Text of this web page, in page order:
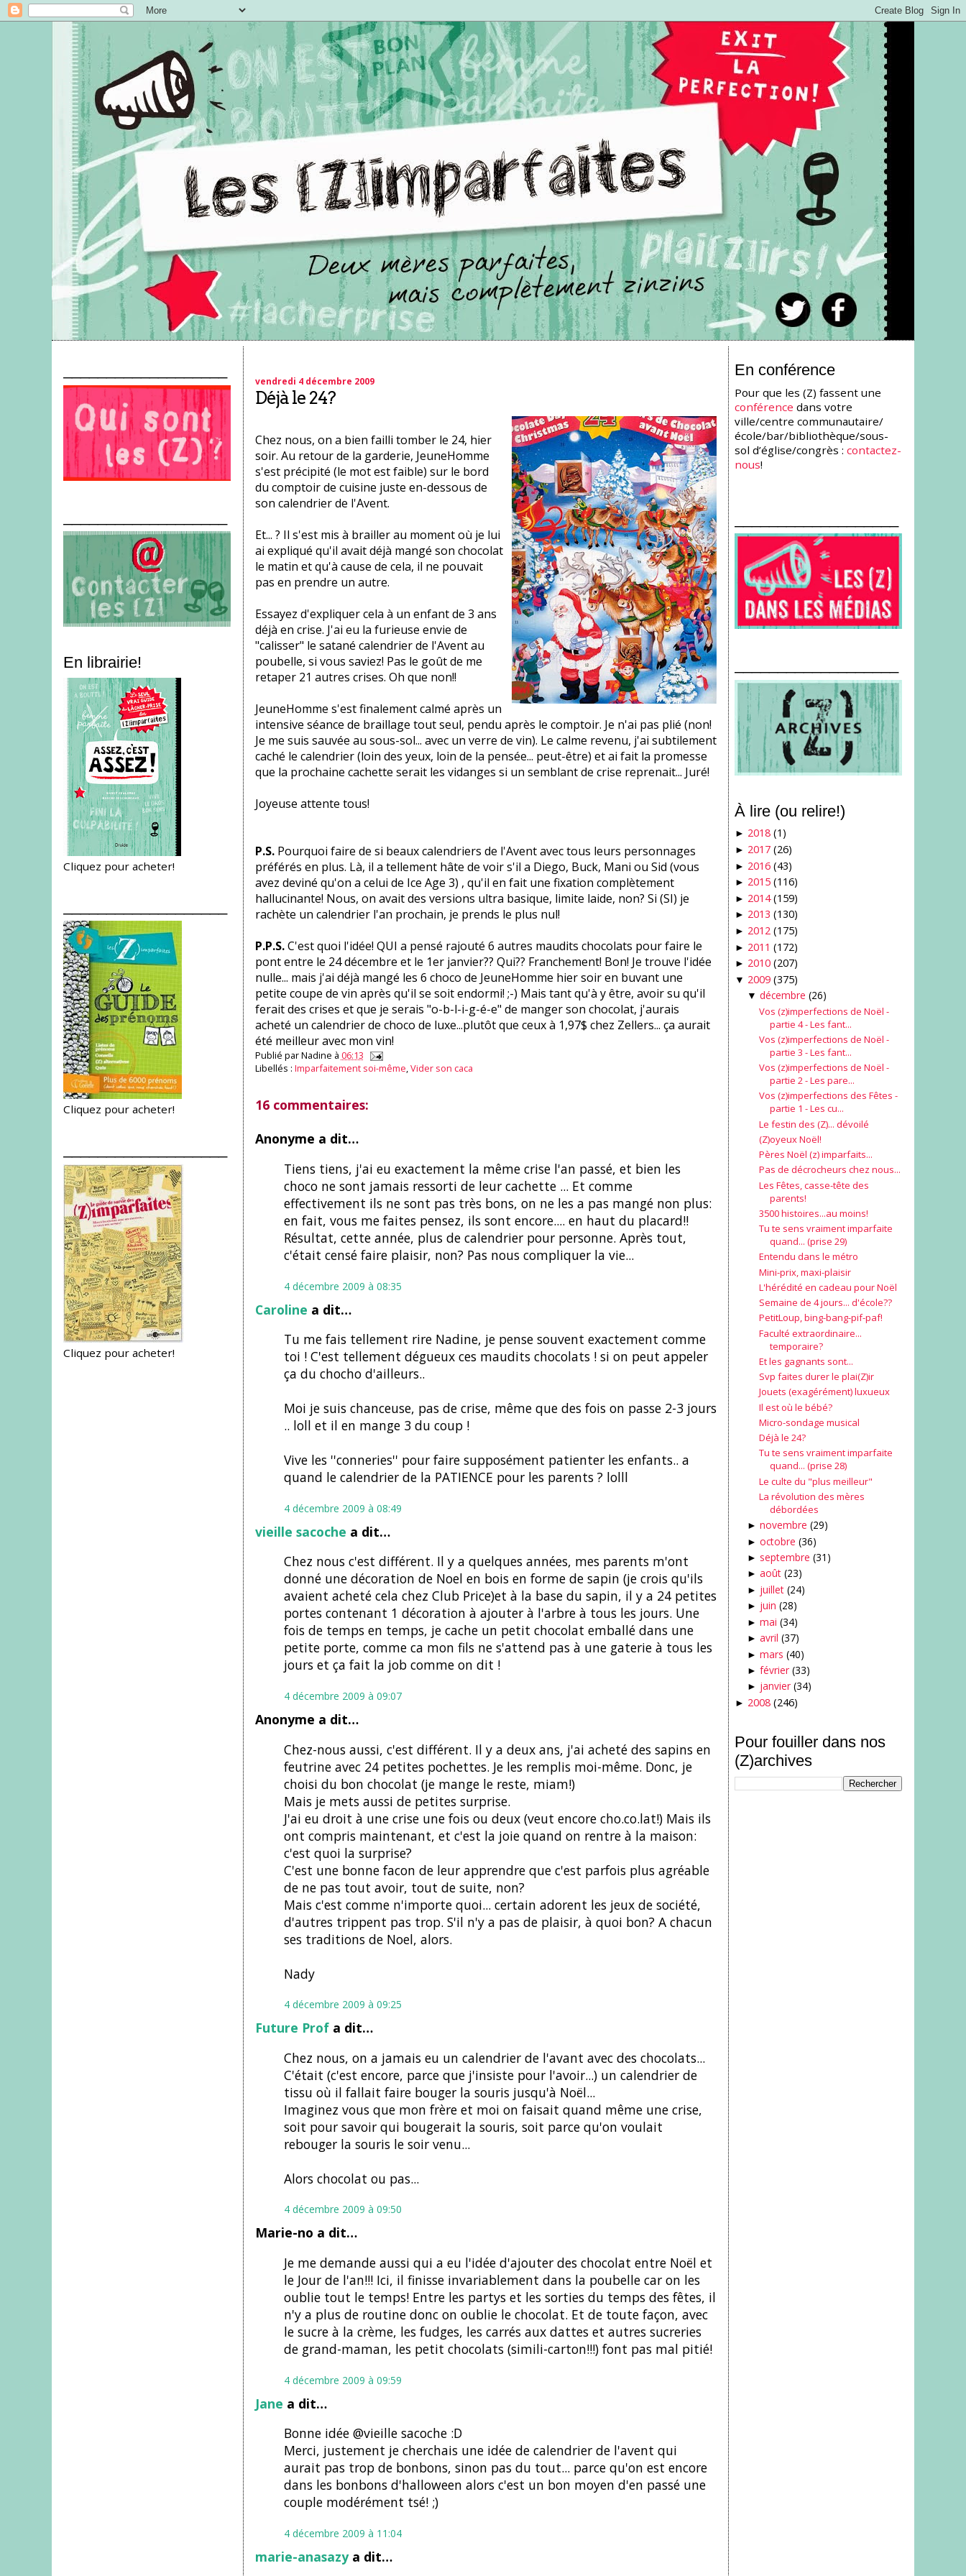
En librairie!
Cliquez pour acheter!
Cliquez pour acheter!
Cliquez pour acheter!
vendredi 4 décembre 2009
Déjà le 24?
Chez nous, on a bien failli tomber le 24, hier
soir. Au retour de la garderie, JeuneHomme
s'est précipité (le mot est faible) sur le bord
du comptoir de cuisine juste en-dessous de
son calendrier de l'Avent.
Et... ? Il s'est mis à brailler au moment où je lui
ai expliqué qu'il avait déjà mangé son chocolat
le matin et qu'à cause de cela, il ne pouvait
pas en prendre un autre.
Essayez d'expliquer cela à un enfant de 3 ans
déjà en crise. J'ai eu la furieuse envie de
"calisser" le satané calendrier de l'Avent au
poubelle, si vous saviez! Pas le goût de me
retaper 21 autres crises. Oh que non!!
JeuneHomme s'est finalement calmé après un
intensive séance de braillage tout seul, pendu après le comptoir. Je n'ai pas plié (non!
Je me suis sauvée au sous-sol... avec un verre de vin). Le calme revenu, j'ai subtilement
caché le calendrier (loin des yeux, loin de la pensée... peut-être) et ai fait la promesse
que la prochaine cachette serait les vidanges si un semblant de crise reprenait... Juré!
Joyeuse attente tous!
P.S.Pourquoi faire de si beaux calendriers de l'Avent avec tous leurs personnages
préférés en plus. Là, il a tellement hâte de voir s'il a Diego, Buck, Mani ou Sid (vous
avez deviné qu'on a celui de Ice Age 3) , qu'il en fait une fixation complètement
hallucinante! Nous, on avait des versions ultra basique, limite laide, non? Si (SI) je
rachète un calendrier l'an prochain, je prends le plus nul!
P.P.S.C'est quoi l'idée! QUI a pensé rajouté 6 autres maudits chocolats pour faire le
pont entre le 24 décembre et le 1er janvier?? Qui?? Franchement! Bon! Je trouve l'idée
nulle... mais j'ai déjà mangé les 6 choco de JeuneHomme hier soir en buvant une
petite coupe de vin après qu'il se soit endormi! ;-) Mais tant qu'à y être, avoir su qu'il
ferait des crises et que je serais "o-b-l-i-g-é-e" de manger son chocolat, j'aurais
acheté un calendrier de choco de luxe...plutôt que ceux à 1,97$ chez Zellers... ça aurait
été meilleur avec mon vin!
Publié parNadine à 06:13
Libellés : Imparfaitement soi-même,Vider son caca
16 commentaires:
Anonyme a dit…
Tiens tiens, j'ai eu exactement la même crise l'an passé, et bien les
choco ne sont jamais ressorti de leur cachette ... Et comme
effectivement ils ne sont pas très bons, on ne les a pas mangé non plus:
en fait, vous me faites pensez, ils sont encore.... en haut du placard!!
Résultat, cette année, plus de calendrier pour personne. Après tout,
c'était censé faire plaisir, non? Pas nous compliquer la vie...
4 décembre 2009 à 08:35
Caroline a dit…
Tu me fais tellement rire Nadine, je pense souvent exactement comme
toi ! C'est tellement dégueux ces maudits chocolats ! si on peut appeler
ça du chocho d'ailleurs..
Moi je suis chanceuse, pas de crise, même que des fois on passe 2-3 jours
.. loll et il en mange 3 du coup !
Vive les ''conneries'' pour faire supposément patienter les enfants.. a
quand le calendrier de la PATIENCE pour les parents ? lolll
4 décembre 2009 à 08:49
vieille sacoche a dit…
Chez nous c'est différent. Il y a quelques années, mes parents m'ont
donné une décoration de Noel en bois en forme de sapin (je crois qu'ils
avaient acheté cela chez Club Price)et à la base du sapin, il y a 24 petites
portes contenant 1 décoration à ajouter à l'arbre à tous les jours. Une
fois de temps en temps, je cache un petit chocolat emballé dans une
petite porte, comme ca mon fils ne s'attend pas à une gaterie à tous les
jours et ça fait la job comme on dit !
4 décembre 2009 à 09:07
Anonyme a dit…
Chez-nous aussi, c'est différent. Il y a deux ans, j'ai acheté des sapins en
feutrine avec 24 petites pochettes. Je les remplis moi-même. Donc, je
choisi du bon chocolat (je mange le reste, miam!)
Mais je mets aussi de petites surprise.
J'ai eu droit à une crise une fois ou deux (veut encore cho.co.lat!) Mais ils
ont compris maintenant, et c'est la joie quand on rentre à la maison:
c'est quoi la surprise?
C'est une bonne facon de leur apprendre que c'est parfois plus agréable
de ne pas tout avoir, tout de suite, non?
Mais c'est comme n'importe quoi... certain adorent les jeux de société,
d'autres trippent pas trop. S'il n'y a pas de plaisir, à quoi bon? A chacun
ses traditions de Noel, alors.
Nady
4 décembre 2009 à 09:25
Future Profa dit…
Chez nous, on a jamais eu un calendrier de l'avant avec des chocolats...
C'était (c'est encore, parce que j'insiste pour l'avoir...) un calendrier de
tissu où il fallait faire bouger la souris jusqu'à Noël...
Imaginez vous que mon frère et moi on faisait quand même une crise,
soit pour savoir qui bougerait la souris, soit parce qu'on voulait
rebouger la souris le soir venu...
Alors chocolat ou pas...
4 décembre 2009 à 09:50
Marie-no a dit…
Je me demande aussi qui a eu l'idée d'ajouter des chocolat entre Noël et
le Jour de l'an!!! Ici, il finisse invariablement dans la poubelle car on les
oublie tout le temps! Entre les partys et les sorties du temps des fêtes, il
n'y a plus de routine donc on oublie le chocolat. Et de toute façon, avec
le sucre à la crème, les fudges, les carrés aux dattes et autres sucreries
de grand-maman, les petit chocolats (simili-carton!!!) font pas mal pitié!
4 décembre 2009 à 09:59
Jane a dit…
Bonne idée @vieille sacoche :D
Merci, justement je cherchais une idée de calendrier de l'avent qui
aurait pas trop de bonbons, sinon pas du tout... parce qu'on est encore
dans les bonbons d'halloween alors c'est un bon moyen d'en passé une
couple modérément tsé! ;)
4 décembre 2009 à 11:04
marie-anasazya dit…
En conférence
Pour que les (Z) fassent une
conférence dans votre
ville/centre communautaire/
école/bar/bibliothèque/sous-
sol d’église/congrès :contactez-
nous!
À lire (ou relire!)
► 2018 (1)
► 2017 (26)
► 2016 (43)
► 2015 (116)
► 2014 (159)
► 2013 (130)
► 2012 (175)
► 2011 (172)
► 2010 (207)
▼ 2009 (375)
▼ décembre (26)
Vos (z)imperfections de Noël -
partie 4 - Les fant...
Vos (z)imperfections de Noël -
partie 3 - Les fant...
Vos (z)imperfections de Noël -
partie 2 - Les pare...
Vos (z)imperfections des Fêtes -
partie 1 - Les cu...
Le festin des (Z)... dévoilé
(Z)oyeux Noël!
Pères Noël (z) imparfaits...
Pas de décrocheurs chez nous...
Les Fêtes, casse-tête des
parents!
3500 histoires...au moins!
Tu te sens vraiment imparfaite
quand... (prise 29)
Entendu dans le métro
Mini-prix, maxi-plaisir
L'hérédité en cadeau pour Noël
Semaine de 4 jours... d'école??
PetitLoup, bing-bang-pif-paf!
Faculté extraordinaire...
temporaire?
Et les gagnants sont...
Svp faites durer le plai(Z)ir
Jouets (exagérément) luxueux
Il est où le bébé?
Micro-sondage musical
Déjà le 24?
Tu te sens vraiment imparfaite
quand... (prise 28)
Le culte du "plus meilleur"
La révolution des mères
débordées
► novembre (29)
► octobre (36)
► septembre (31)
► août (23)
► juillet (24)
► juin (28)
► mai (34)
► avril (37)
► mars (40)
► février (33)
► janvier (34)
► 2008 (246)
Pour fouiller dans nos
(Z)archives